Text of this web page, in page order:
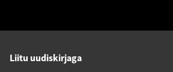
Liitu uudiskirjaga